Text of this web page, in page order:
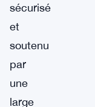
sécurisé
et
soutenu
par
une
large